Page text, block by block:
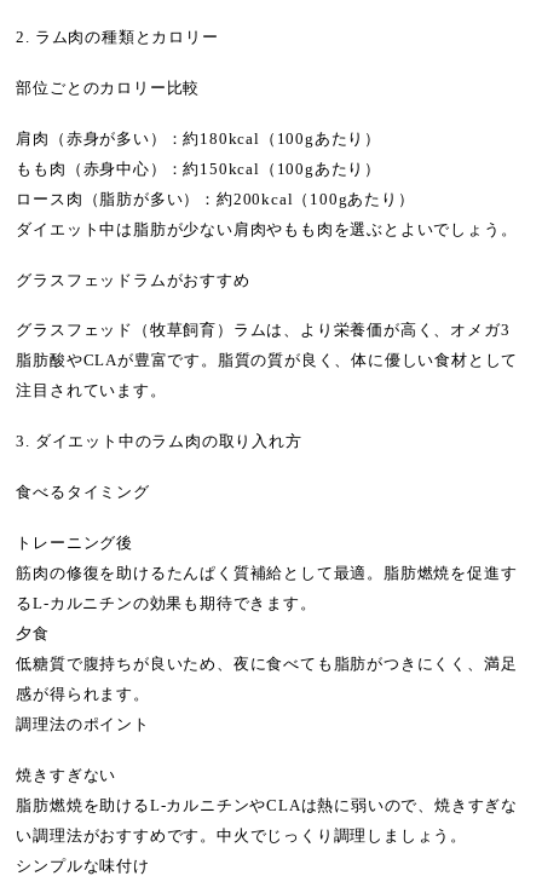
2. ラム肉の種類とカロリー
部位ごとのカロリー比較
肩肉（赤身が多い）：約180kcal（100gあたり）
もも肉（赤身中心）：約150kcal（100gあたり）
ロース肉（脂肪が多い）：約200kcal（100gあたり）
ダイエット中は脂肪が少ない肩肉やもも肉を選ぶとよいでしょう。
グラスフェッドラムがおすすめ
グラスフェッド（牧草飼育）ラムは、より栄養価が高く、オメガ3
脂肪酸やCLAが豊富です。脂質の質が良く、体に優しい食材として
注目されています。
3. ダイエット中のラム肉の取り入れ方
食べるタイミング
トレーニング後
筋肉の修復を助けるたんぱく質補給として最適。脂肪燃焼を促進す
るL-カルニチンの効果も期待できます。
夕食
低糖質で腹持ちが良いため、夜に食べても脂肪がつきにくく、満足
感が得られます。
調理法のポイント
焼きすぎない
脂肪燃焼を助けるL-カルニチンやCLAは熱に弱いので、焼きすぎな
い調理法がおすすめです。中火でじっくり調理しましょう。
シンプルな味付け